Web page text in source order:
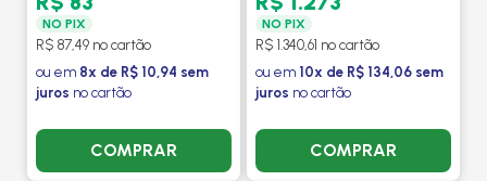
NO PIX
R$ 87,49 no cartão
ou em 8x de R$ 10,94 sem
juros no cartão
COMPRAR
NO PIX
R$ 1.340,61 no cartão
ou em 10x de R$ 134,06 sem
juros no cartão
COMPRAR